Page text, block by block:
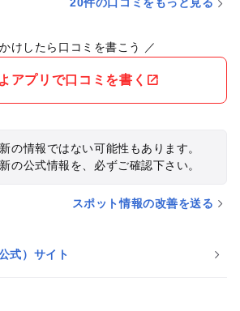
スが2畳くらいでしょうか。あります
けしたら口コミを書こう ／
アプリで口コミを書く
の情報ではない可能性もあります。
の公式情報を、必ずご確認下さい。
スポット情報の改善を送る
式）サイト